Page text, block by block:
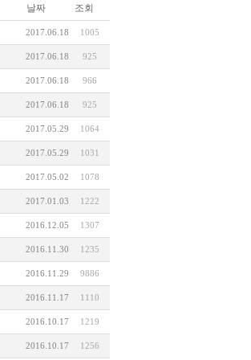
날짜 조회
2017.06.18 1005
2017.06.18 925
2017.06.18 966
2017.06.18 925
2017.05.29 1064
2017.05.29 1031
2017.05.02 1078
2017.01.03 1222
2016.12.05 1307
2016.11.30 1235
2016.11.29 9886
2016.11.17 1110
2016.10.17 1219
2016.10.17 1256